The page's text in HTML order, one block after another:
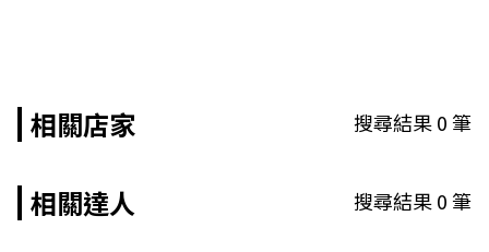
相關店家 搜尋結果0筆
相關達人 搜尋結果0筆